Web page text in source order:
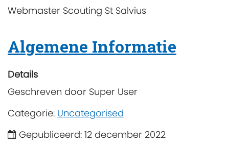
Webmaster Scouting St Salvius
Algemene Informatie
Details
Geschreven door Super User
Categorie: Uncategorised
Gepubliceerd: 12 december 2022